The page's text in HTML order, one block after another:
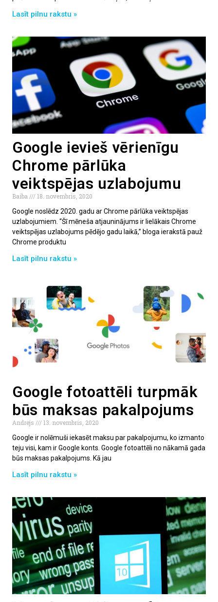
Lasīt pilnu rakstu »
Google ievieš vērienīgu
Chrome pārlūka
veiktspējas uzlabojumu
Baiba
18. novembris, 2020
Google noslēdz 2020. gadu ar Chrome pārlūka veiktspējas
uzlabojumiem. “Šī mēneša atjauninājums ir lielākais Chrome
veiktspējas uzlabojums pēdējo gadu laikā,” bloga ierakstā pauž
Chrome produktu
Lasīt pilnu rakstu »
Google fotoattēli turpmāk
būs maksas pakalpojums
Andrejs
13. novembris, 2020
Google ir nolēmuši iekasēt maksu par pakalpojumu, ko izmanto
teju visi, kam ir Google konts. Google fotoattēli no nākamā gada
būs maksas pakalpojums. Kā jau
Lasīt pilnu rakstu »